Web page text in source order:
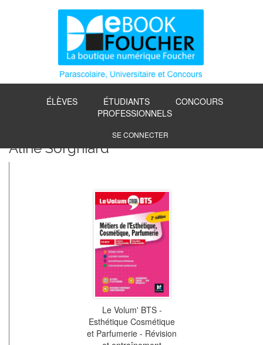
ÉLÈVES ÉTUDIANTS
CONCOURS
PROFESSIONNELS
SE CONNECTER
Aline Sorgniard
Le Volum' BTS -
Esthétique Cosmétique
et Parfumerie - Révision